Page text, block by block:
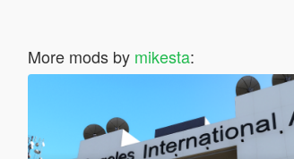
More mods by mikesta: